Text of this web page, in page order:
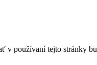
v používaní tejto stránky